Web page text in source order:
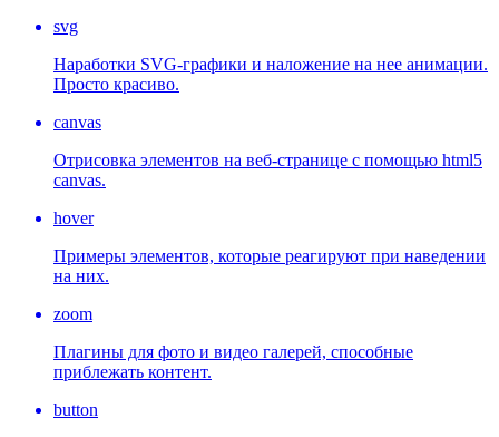
svg
Наработки SVG-графики и наложение на нее анимации.
Просто красиво.
canvas
Отрисовка элементов на веб-странице с помощью html5
canvas.
hover
Примеры элементов, которые реагируют при наведении
на них.
zoom
Плагины для фото и видео галерей, способные
приблежать контент.
button